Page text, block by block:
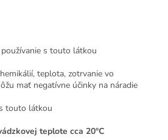
s touto látkou
teplota, zotrvanie vo
mať negatívne účinky na náradie
touto látkou
teplote cca 20°C